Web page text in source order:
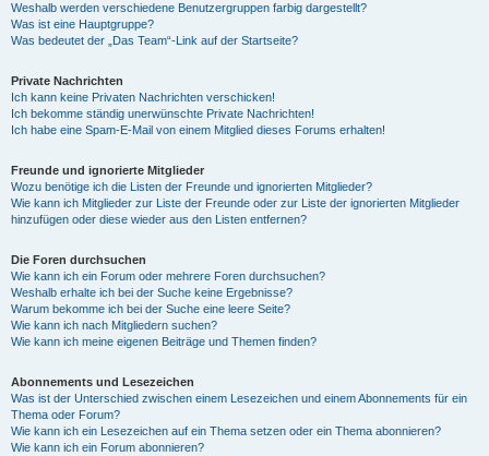
Weshalb werden verschiedene Benutzergruppen farbig dargestellt?
Was ist eine Hauptgruppe?
Was bedeutet der „Das Team“-Link auf der Startseite?
Private Nachrichten
Ich kann keine Privaten Nachrichten verschicken!
Ich bekomme ständig unerwünschte Private Nachrichten!
Ich habe eine Spam-E-Mail von einem Mitglied dieses Forums erhalten!
Freunde und ignorierte Mitglieder
Wozu benötige ich die Listen der Freunde und ignorierten Mitglieder?
Wie kann ich Mitglieder zur Liste der Freunde oder zur Liste der ignorierten Mitglieder
hinzufügen oder diese wieder aus den Listen entfernen?
Die Foren durchsuchen
Wie kann ich ein Forum oder mehrere Foren durchsuchen?
Weshalb erhalte ich bei der Suche keine Ergebnisse?
Warum bekomme ich bei der Suche eine leere Seite?
Wie kann ich nach Mitgliedern suchen?
Wie kann ich meine eigenen Beiträge und Themen finden?
Abonnements und Lesezeichen
Was ist der Unterschied zwischen einem Lesezeichen und einem Abonnements für ein
Thema oder Forum?
Wie kann ich ein Lesezeichen auf ein Thema setzen oder ein Thema abonnieren?
Wie kann ich ein Forum abonnieren?